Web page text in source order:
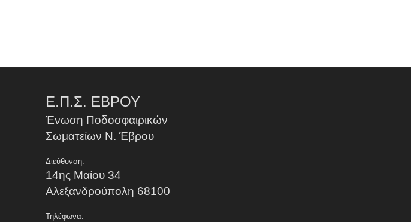
Ε.Π.Σ. ΕΒΡΟΥ
Ένωση Ποδοσφαιρικών
Σωματείων Ν. Έβρου
Διεύθυνση:
14ης Μαίου 34
Αλεξανδρούπολη 68100
Τηλέφωνα: